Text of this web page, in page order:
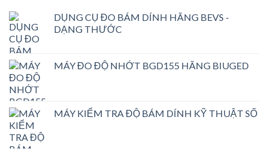
DỤNG CỤ ĐO BÁM DÍNH HÃNG BEVS -
DẠNG THƯỚC
MÁY ĐO ĐỘ NHỚT BGD155 HÃNG BIUGED
MÁY KIỂM TRA ĐỘ BÁM DÍNH KỸ THUẬT SỐ